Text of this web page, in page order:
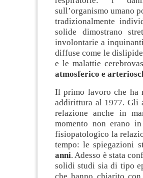
sull’organismo umano
tradizionalmente
solide dimostrano
involontarie a
diffuse come le
e le malattie
atmosferico e
Il primo lavoro che ha
addirittura al 1977. Gli
relazione anche in
momento non erano
fisiopatologico la
tempo: le spiegazioni
anni. Adesso è stata
solidi studi sia di tipo